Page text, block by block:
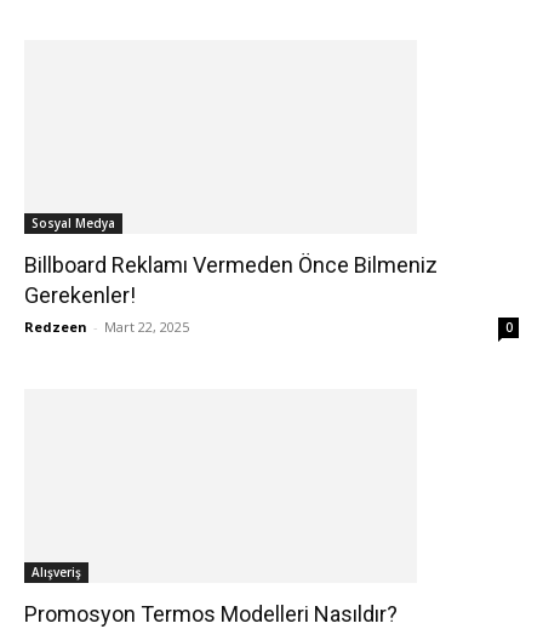
Sosyal Medya
Billboard Reklamı Vermeden Önce Bilmeniz
Gerekenler!
Redzeen - Mart 22, 2025 0
Alışveriş
Promosyon Termos Modelleri Nasıldır?